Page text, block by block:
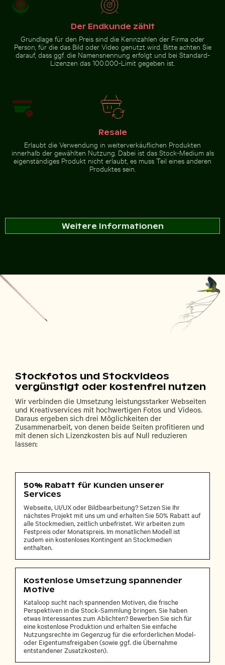
Der Endkunde zählt
Grundlage für den Preis sind die Kennzahlen der Firma oder
Person, für die das Bild oder Video genutzt wird. Bitte achten Sie
darauf, dass ggf. die Namensnennung erfolgt und bei Standard-
Lizenzen das 100.000-Limit gegeben ist.
Resale
Erlaubt die Verwendung in weiterverkäuflichen Produkten
innerhalb der gewählten Nutzung. Dabei ist das Stock-Medium als
eigenständiges Produkt nicht erlaubt, es muss Teil eines anderen
Produktes sein.
Weitere Informationen
Stockfotos und Stockvideos
vergünstigt oder kostenfrei nutzen
Wir verbinden die Umsetzung leistungsstarker Webseiten
und Kreativservices mit hochwertigen Fotos und Videos.
Daraus ergeben sich drei Möglichkeiten der
Zusammenarbeit, von denen beide Seiten profitieren und
mit denen sich Lizenzkosten bis auf Null reduzieren
lassen:
50% Rabatt für Kunden unserer
Services
Webseite, UI/UX oder Bildbearbeitung? Setzen Sie Ihr
nächstes Projekt mit uns um und erhalten Sie 50% Rabatt auf
alle Stockmedien, zeitlich unbefristet. Wir arbeiten zum
Festpreis oder Monatspreis. Im monatlichen Modell ist
zudem ein kostenloses Kontingent an Stockmedien
enthalten.
Kostenlose Umsetzung spannender
Motive
Kataloop sucht nach spannenden Motiven, die frische
Perspektiven in die Stock-Sammlung bringen. Sie haben
etwas Interessantes zum Ablichten? Bewerben Sie sich für
eine kostenlose Produktion und erhalten Sie einfache
Nutzungsrechte im Gegenzug für die erforderlichen Model-
oder Eigentumsfreigaben (sowie ggf. die Übernahme
entstandener Zusatzkosten).